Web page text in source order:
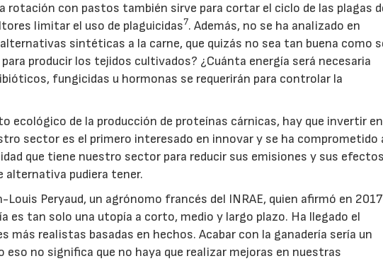
rotación con pastos también sirve para cortar el ciclo de las plagas
limitar el uso de plaguicidas7. Además, no se ha analizado en
sintéticas a la carne, que quizás no sea tan buena como
producir los tejidos cultivados? ¿Cuánta energía será necesaria
fungicidas u hormonas se requerirán para controlar la
ecológico de la producción de proteínas cárnicas, hay que invertir en
sector es el primero interesado en innovar y se ha comprometido
que tiene nuestro sector para reducir sus emisiones y sus efectos
alternativa pudiera tener.
Peryaud, un agrónomo francés del INRAE, quien afirmó en 2017
es tan solo una utopía a corto, medio y largo plazo. Ha llegado el
realistas basadas en hechos. Acabar con la ganadería sería un
eso no significa que no haya que realizar mejoras en nuestras